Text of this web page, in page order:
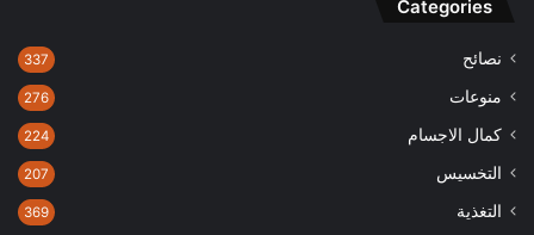
Categories
نصائح 337
منوعات 276
كمال الاجسام 224
التخسيس 207
التغذية 369